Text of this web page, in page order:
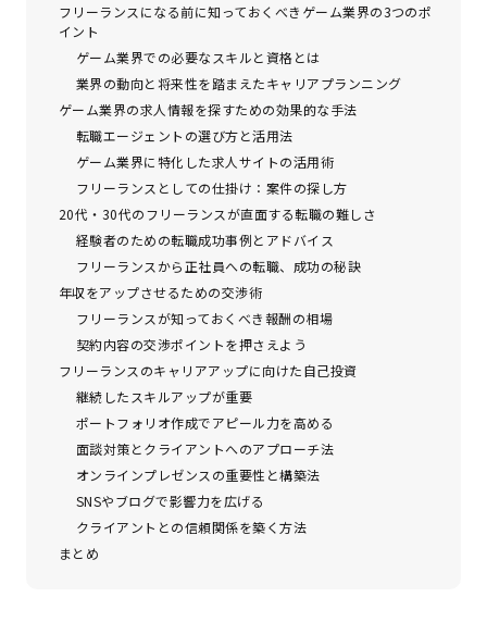
フリーランスになる前に知っておくべきゲーム業界の3つのポ
イント
ゲーム業界での必要なスキルと資格とは
業界の動向と将来性を踏まえたキャリアプランニング
ゲーム業界の求人情報を探すための効果的な手法
転職エージェントの選び方と活用法
ゲーム業界に特化した求人サイトの活用術
フリーランスとしての仕掛け：案件の探し方
20代・30代のフリーランスが直面する転職の難しさ
経験者のための転職成功事例とアドバイス
フリーランスから正社員への転職、成功の秘訣
年収をアップさせるための交渉術
フリーランスが知っておくべき報酬の相場
契約内容の交渉ポイントを押さえよう
フリーランスのキャリアアップに向けた自己投資
継続したスキルアップが重要
ポートフォリオ作成でアピール力を高める
面談対策とクライアントへのアプローチ法
オンラインプレゼンスの重要性と構築法
SNSやブログで影響力を広げる
クライアントとの信頼関係を築く方法
まとめ